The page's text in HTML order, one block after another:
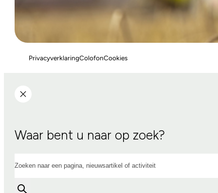
PrivacyverklaringColofonCookies
Waar bent u naar op zoek?